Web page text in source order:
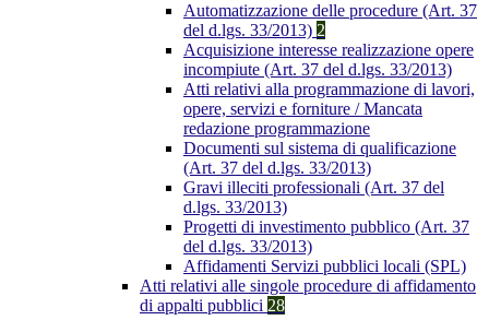
Automatizzazione delle procedure (Art. 37
del d.lgs. 33/2013) 2
Acquisizione interesse realizzazione opere
incompiute (Art. 37 del d.lgs. 33/2013)
Atti relativi alla programmazione di lavori,
opere, servizi e forniture / Mancata
redazione programmazione
Documenti sul sistema di qualificazione
(Art. 37 del d.lgs. 33/2013)
Gravi illeciti professionali (Art. 37 del
d.lgs. 33/2013)
Progetti di investimento pubblico (Art. 37
del d.lgs. 33/2013)
Affidamenti Servizi pubblici locali (SPL)
Atti relativi alle singole procedure di affidamento
di appalti pubblici 28